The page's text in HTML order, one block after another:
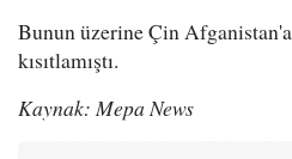
Bunun üzerine Çin Afganistan'a
kısıtlamıştı.
Kaynak: Mepa News